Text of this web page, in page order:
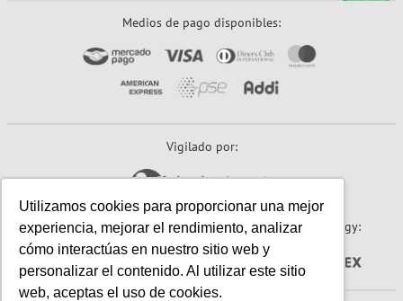
Utilizamos cookies para proporcionar una mejor
experiencia, mejorar el rendimiento, analizar
cómo interactúas en nuestro sitio web y
personalizar el contenido. Al utilizar este sitio
web, aceptas el uso de cookies.
Medios de pago disponibles:
Vigilado por:
Sitio seguro: Powered By: Technology: